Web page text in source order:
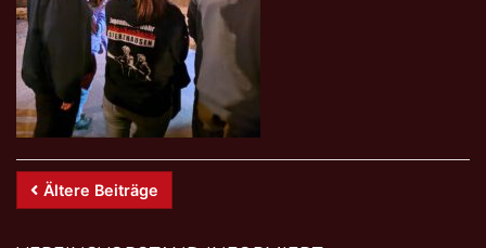
Beitrags-
Navigation
Ältere Beiträge